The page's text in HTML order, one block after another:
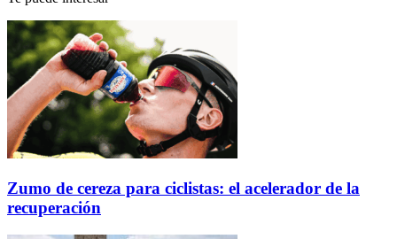
Zumo de cereza para ciclistas: el acelerador de la
recuperación